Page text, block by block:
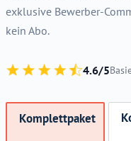
exklusive Bewerber-
kein Abo.
4.6/5
Komplettpaket